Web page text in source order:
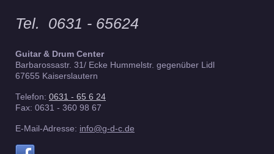
Tel. 0631 - 65624
Guitar & Drum Center
Barbarossastr. 31/ Ecke Hummelstr. gegenüber Lidl
67655 Kaiserslautern
Telefon: 0631 - 65 6 24
Fax: 0631 - 360 98 67
E-Mail-Adresse: info@g-d-c.de